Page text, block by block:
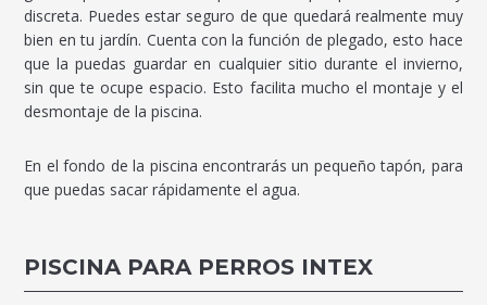
discreta. Puedes estar seguro de que quedará realmente muy
bien en tu jardín. Cuenta con la función de plegado, esto hace
que la puedas guardar en cualquier sitio durante el invierno,
sin que te ocupe espacio. Esto facilita mucho el montaje y el
desmontaje de la piscina.
En el fondo de la piscina encontrarás un pequeño tapón, para
que puedas sacar rápidamente el agua.
PISCINA PARA PERROS INTEX